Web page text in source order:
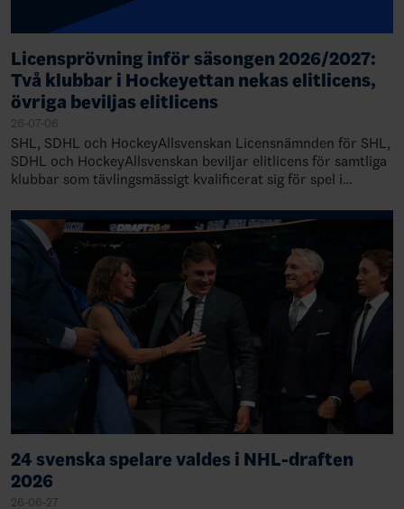
Licensprövning inför säsongen 2026/2027:
Två klubbar i Hockeyettan nekas elitlicens,
övriga beviljas elitlicens
26-07-06
SHL, SDHL och HockeyAllsvenskan Licensnämnden för SHL,
SDHL och HockeyAllsvenskan beviljar elitlicens för samtliga
klubbar som tävlingsmässigt kvalificerat sig för spel i
24 svenska spelare valdes i NHL-draften
2026
26-06-27